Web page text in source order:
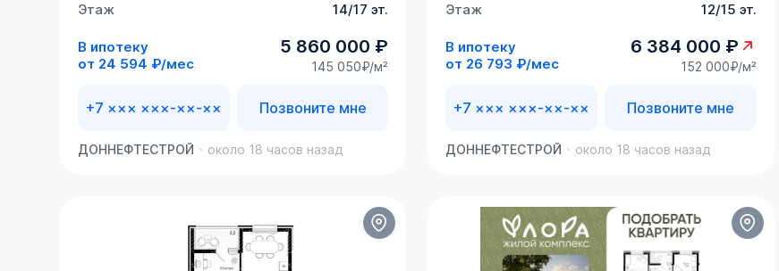
Этаж
14/17 эт.
В ипотеку
от 24 594 ₽/мес
5 860 000 ₽
145 050₽/м²
+7 ××× ×××-××-×× Позвоните мне
ДОННЕФТЕСТРОЙ около 18 часов назад
Этаж
12/15 эт.
В ипотеку
от 26 793 ₽/мес
6 384 000 ₽
152 000₽/м²
+7 ××× ×××-××-×× Позвоните мне
ДОННЕФТЕСТРОЙ около 18 часов назад